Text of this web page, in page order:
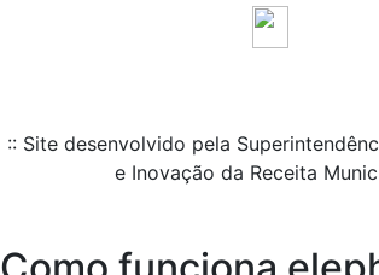
:: Site desenvolvido pela
e Inovação da Receita